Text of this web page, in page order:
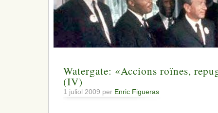
Watergate: «Accions roïnes,
(IV)
1 juliol 2009 per Enric Figueras